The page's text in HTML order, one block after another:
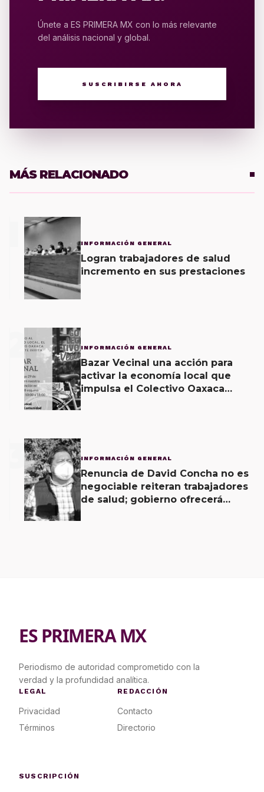
Únete a ES PRIMERA MX con lo más relevante
del análisis nacional y global.
SUSCRIBIRSE AHORA
MÁS RELACIONADO
INFORMACIÓN GENERAL
Logran trabajadores de salud
incremento en sus prestaciones
2 INFORMACIÓN GENERAL
Bazar Vecinal una acción para
activar la economía local que
impulsa el Colectivo Oaxaca
3 INFORMACIÓN GENERAL
Renuncia de David Concha no es
negociable reiteran trabajadores
de salud; gobierno ofrecerá
ES PRIMERA MX
Periodismo de autoridad comprometido con la
verdad y la profundidad analítica.
LEGAL
Privacidad
Términos
REDACCIÓN
Contacto
Directorio
SUSCRIPCIÓN